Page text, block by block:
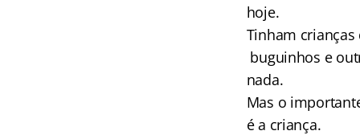
hoje.
Tinham
buguinhos e
nada.
Mas o
é a criança.